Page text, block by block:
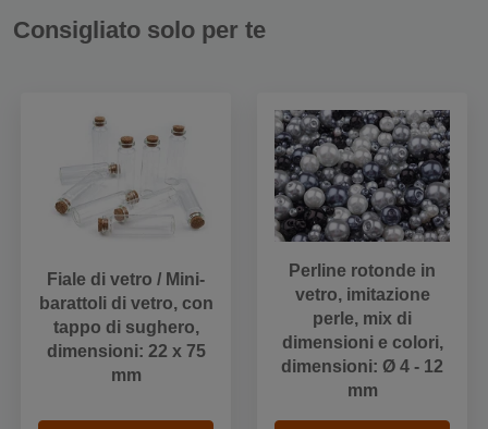
Consigliato solo per te
Fiale di vetro / Mini-
barattoli di vetro, con
tappo di sughero,
dimensioni: 22 x 75
mm
Perline rotonde in
vetro, imitazione
perle, mix di
dimensioni e colori,
dimensioni: Ø 4 - 12
mm